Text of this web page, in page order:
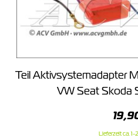
Teil Aktivsystemadapter
VW Seat Skoda
Lieferzeit ca. 1-